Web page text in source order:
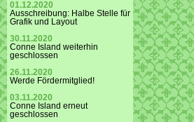
01.12.2020
Ausschreibung: Halbe Stelle für
Grafik und Layout
30.11.2020
Conne Island weiterhin
geschlossen
26.11.2020
Werde Fördermitglied!
03.11.2020
Conne Island erneut
geschlossen